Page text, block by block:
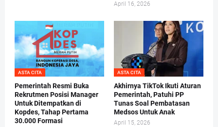
April 16, 2026
ASTA CITA
Pemerintah Resmi Buka
Rekrutmen Posisi Manager
Untuk Ditempatkan di
Kopdes, Tahap Pertama
30.000 Formasi
ASTA CITA
Akhirnya TikTok Ikuti Aturan
Pemerintah, Patuhi PP
Tunas Soal Pembatasan
Medsos Untuk Anak
April 15, 2026